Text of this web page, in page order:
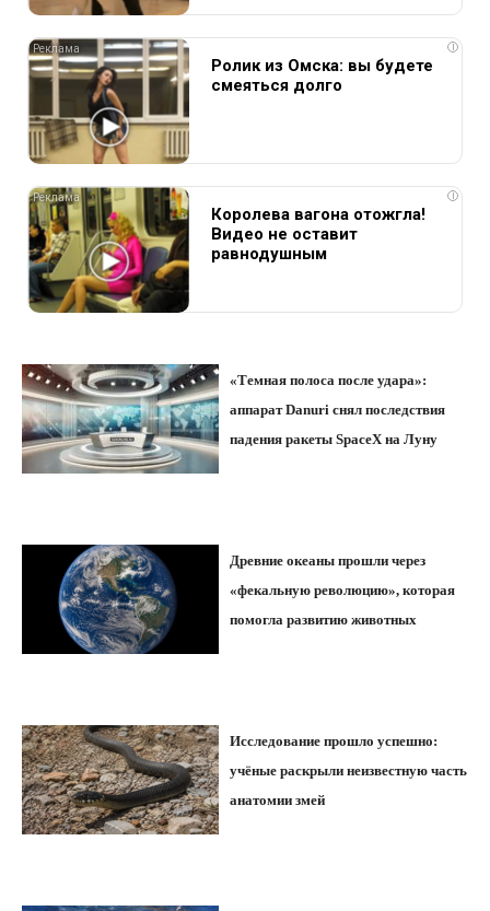
i
Ролик из Омска: вы будете
смеяться долго
i
Королева вагона отожгла!
Видео не оставит
равнодушным
«Темная полоса после удара»:
аппарат Danuri снял последствия
падения ракеты SpaceX на Луну
Древние океаны прошли через
«фекальную революцию», которая
помогла развитию животных
Исследование прошло успешно:
учёные раскрыли неизвестную часть
анатомии змей